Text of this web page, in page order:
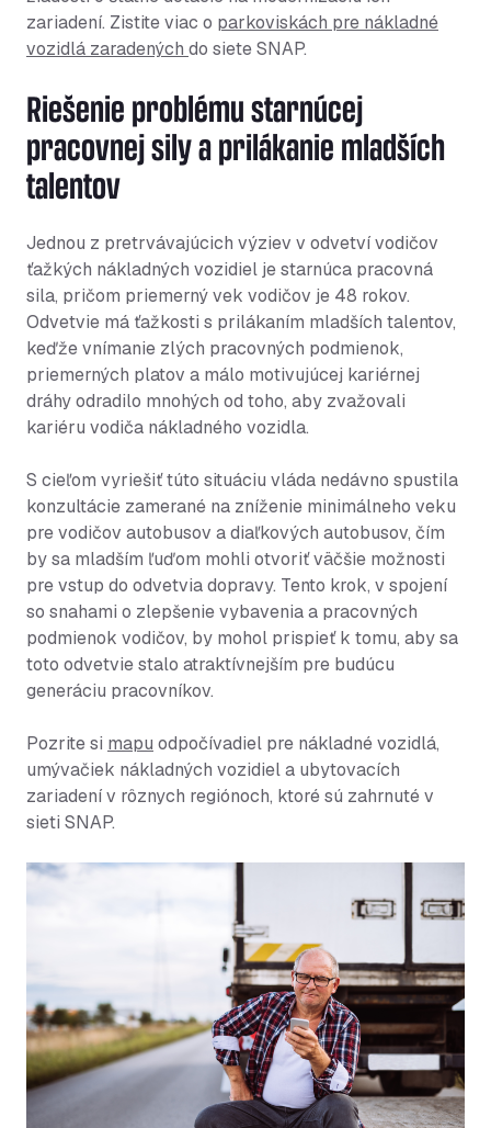
zariadení. Zistite viac o parkoviskách pre nákladné
vozidlá zaradených do siete SNAP.
Riešenie problému starnúcej
pracovnej sily a prilákanie mladších
talentov
Jednou z pretrvávajúcich výziev v odvetví vodičov
ťažkých nákladných vozidiel je starnúca pracovná
sila, pričom priemerný vek vodičov je 48 rokov.
Odvetvie má ťažkosti s prilákaním mladších talentov,
keďže vnímanie zlých pracovných podmienok,
priemerných platov a málo motivujúcej kariérnej
dráhy odradilo mnohých od toho, aby zvažovali
kariéru vodiča nákladného vozidla.
S cieľom vyriešiť túto situáciu vláda nedávno spustila
konzultácie zamerané na zníženie minimálneho veku
pre vodičov autobusov a diaľkových autobusov, čím
by sa mladším ľuďom mohli otvoriť väčšie možnosti
pre vstup do odvetvia dopravy. Tento krok, v spojení
so snahami o zlepšenie vybavenia a pracovných
podmienok vodičov, by mohol prispieť k tomu, aby sa
toto odvetvie stalo atraktívnejším pre budúcu
generáciu pracovníkov.
Pozrite si mapu odpočívadiel pre nákladné vozidlá,
umývačiek nákladných vozidiel a ubytovacích
zariadení v rôznych regiónoch, ktoré sú zahrnuté v
sieti SNAP.